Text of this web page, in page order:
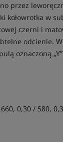
przez
kołowrotka w
czerni i
odcienie.
oznaczoną
0,30 / 580,